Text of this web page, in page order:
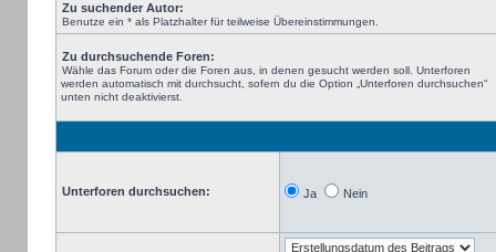
Zu suchender Autor:
Benutze ein * als Platzhalter für teilweise Übereinstimmungen.
Zu durchsuchende Foren:
Wähle das Forum oder die Foren aus, in denen gesucht werden soll. Unterforen
werden automatisch mit durchsucht, sofern du die Option „Unterforen durchsuchen“
unten nicht deaktivierst.
Unterforen durchsuchen: Ja Nein